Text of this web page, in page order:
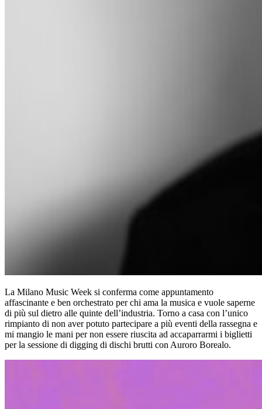
La Milano Music Week si conferma come appuntamento
affascinante e ben orchestrato per chi ama la musica e vuole saperne
di più sul dietro alle quinte dell’industria. Torno a casa con l’unico
rimpianto di non aver potuto partecipare a più eventi della rassegna e
mi mangio le mani per non essere riuscita ad accaparrarmi i biglietti
per la sessione di digging di dischi brutti con Auroro Borealo.